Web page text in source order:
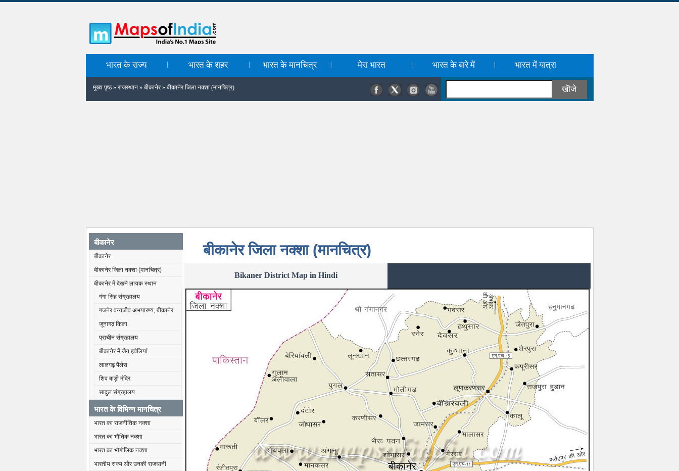
भारत के राज्य भारत के शहर भारत के मानचित्र मेरा भारत भारत के बारे में भारत में यात्रा
मुख्य पृष्ठ» राजस्थान» बीकानेर» बीकानेर जिला नक्शा (मानचित्र)
बीकानेर
बीकानेर
बीकानेर जिला नक्शा (मानचित्र)
बीकानेर में देखने लायक स्थान
गंगा सिंह संग्रहालय
गजनेर वन्यजीव अभयारण्य, बीकानेर
जूनागढ़ किला
प्राचीन संग्रहालय
बीकानेर में जैन हवेलियां
लालगढ़ पैलेस
शिव बाड़ी मंदिर
सादुल संग्रहालय
भारत के विभिन्न मानचित्र
भारत का राजनीतिक नक्शा
भारत का भौतिक नक्शा
भारत का भौगोलिक नक्शा
भारतीय राज्य और उनकी राजधानी
बीकानेर जिला नक्शा (मानचित्र)
Bikaner District Map in Hindi